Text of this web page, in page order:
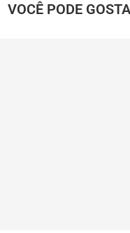
VOCÊ PODE